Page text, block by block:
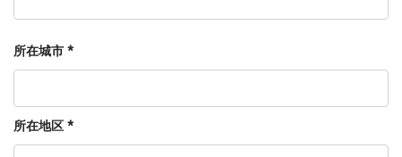
所在城市 *
所在地区 *